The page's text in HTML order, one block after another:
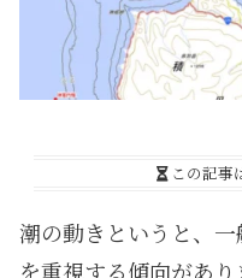
この記事
潮の動きというと、一
を重視する傾向があり